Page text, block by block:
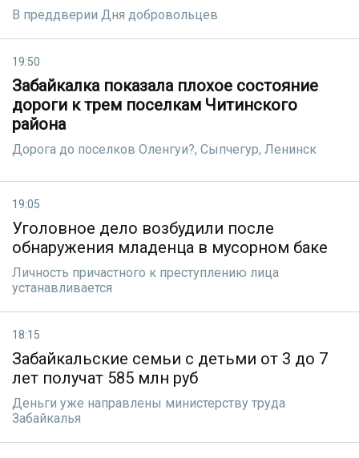
В преддверии Дня добровольцев
19:50
Забайкалка показала плохое состояние
дороги к трем поселкам Читинского
района
Дорога до поселков Оленгуи?, Сыпчегур, Ленинск
19:05
Уголовное дело возбудили после
обнаружения младенца в мусорном баке
Личность причастного к преступлению лица
устанавливается
18:15
Забайкальские семьи с детьми от 3 до 7
лет получат 585 млн руб
Деньги уже направлены министерству труда
Забайкалья